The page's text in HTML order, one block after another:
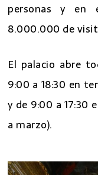
personas y en
8.000.000 de
El palacio abre
9:00 a 18:30 en
y de 9:00 a 17:30
a marzo).